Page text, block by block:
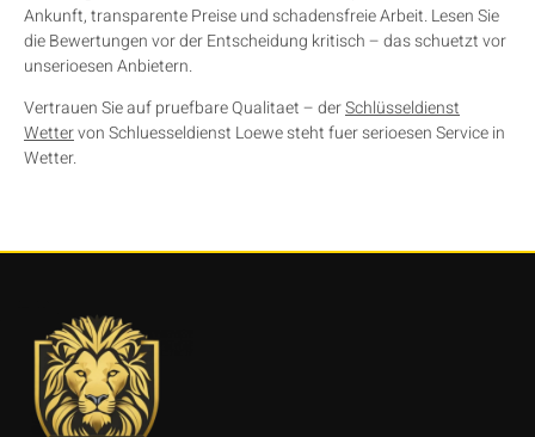
Ankunft, transparente Preise und schadensfreie Arbeit. Lesen Sie
die Bewertungen vor der Entscheidung kritisch – das schuetzt vor
unserioesen Anbietern.
Vertrauen Sie auf pruefbare Qualitaet – derSchlüsseldienst
Wettervon Schluesseldienst Loewe steht fuer serioesen Service in
Wetter.